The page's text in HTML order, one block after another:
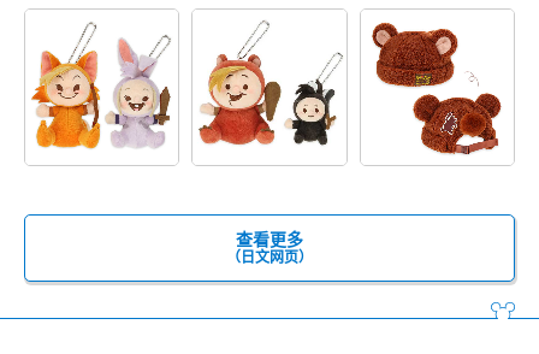
查看更多
（日文网页）